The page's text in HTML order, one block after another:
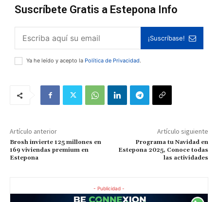
Suscríbete Gratis a Estepona Info
¡Suscríbase!
Ya he leído y acepto la Política de Privacidad.
Artículo anterior
Brosh invierte 125 millones en
169 viviendas premium en
Estepona
Artículo siguiente
Programa tu Navidad en
Estepona 2025, Conoce todas
las actividades
- Publicidad -